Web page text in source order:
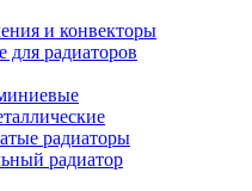
и конвекторы
радиаторов
радиаторы
радиатор